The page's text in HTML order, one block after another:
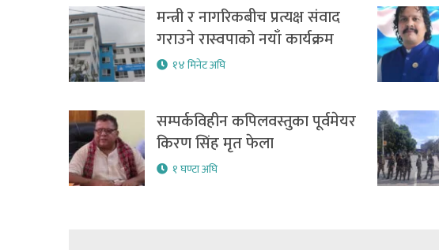
मन्त्री र नागरिकबीच प्रत्यक्ष संवाद
गराउने रास्वपाको नयाँ कार्यक्रम
१४ मिनेट अघि
सम्पर्कविहीन कपिलवस्तुका पूर्वमेयर
किरण सिंह मृत फेला
१ घण्टा अघि